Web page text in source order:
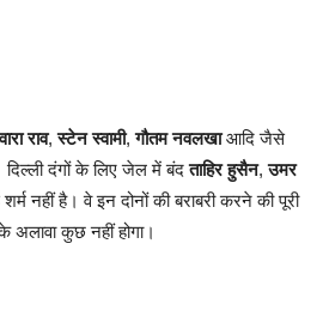
राव,स्टेन स्वामी,गौतम नवलखाआदि जैसे
दिल्ली दंगों के लिए जेल में बंदताहिर हुसैन,उमर
नहीं है। वे इन दोनों की बराबरी करने की पूरी
कुछ नहीं होगा।